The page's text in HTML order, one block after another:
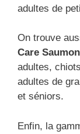
adultes de
On trouve
Care
adultes,
adultes de
et séniors.
Enfin, la